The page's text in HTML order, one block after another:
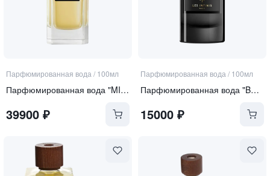
Парфюмированная вода / 100мл
Парфюмированная вода "MILLESIME TERRA SANTAL"
39900 ₽
Парфюмированная вода / 100мл
Парфюмированная вода "Beauty Oud"
15000₽